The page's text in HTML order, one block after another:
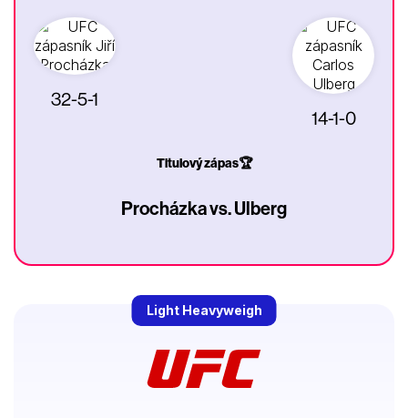
32-5-1
14-1-0
Titulový zápas🏆
Procházka vs. Ulberg
Light Heavyweigh